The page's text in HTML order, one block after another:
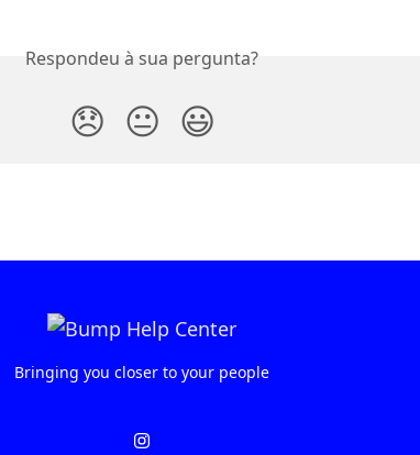
Respondeu à sua pergunta?
😞 😐 😃
Bringing you closer to your people